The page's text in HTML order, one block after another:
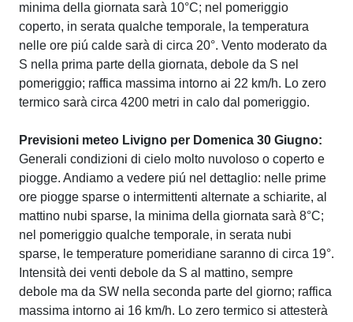
minima della giornata sarà 10°C; nel pomeriggio
coperto, in serata qualche temporale, la temperatura
nelle ore piú calde sarà di circa 20°. Vento moderato da
S nella prima parte della giornata, debole da S nel
pomeriggio; raffica massima intorno ai 22 km/h. Lo zero
termico sarà circa 4200 metri in calo dal pomeriggio.
Previsioni meteo Livigno per Domenica 30 Giugno:
Generali condizioni di cielo molto nuvoloso o coperto e
piogge. Andiamo a vedere piú nel dettaglio: nelle prime
ore piogge sparse o intermittenti alternate a schiarite, al
mattino nubi sparse, la minima della giornata sarà 8°C;
nel pomeriggio qualche temporale, in serata nubi
sparse, le temperature pomeridiane saranno di circa 19°.
Intensità dei venti debole da S al mattino, sempre
debole ma da SW nella seconda parte del giorno; raffica
massima intorno ai 16 km/h. Lo zero termico si attesterà